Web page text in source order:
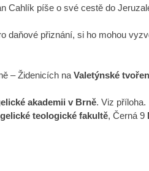
Cahlík píše o své cestě do
daňové přiznání, si ho mohou
– Židenicích na Valetýnské
akademii v Brně. Viz příloha.
teologické fakultě, Černá 9